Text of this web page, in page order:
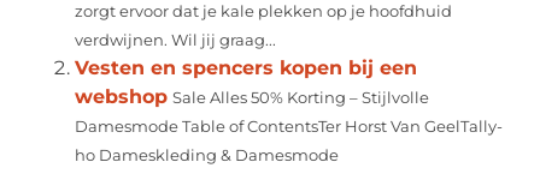
zorgt ervoor dat je kale plekken op je hoofdhuid
verdwijnen. Wil jij graag...
Vesten en spencers kopen bij een
webshop Sale Alles 50% Korting – Stijlvolle
Damesmode Table of ContentsTer Horst Van GeelTally-
ho Dameskleding & Damesmode